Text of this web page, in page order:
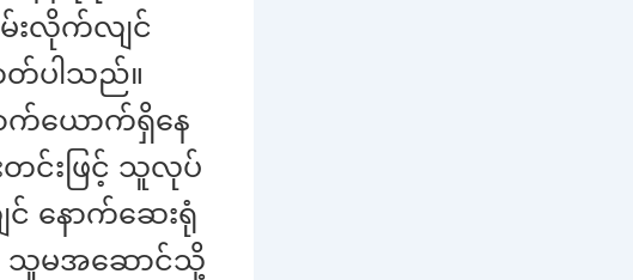
းလိုက်လျင်
တတ်ပါသည်။
က်ယောက်ရှိနေ
င်းဖြင့် သူလုပ်
နောက်ဆေးရုံ
သူမအဆောင်သို့